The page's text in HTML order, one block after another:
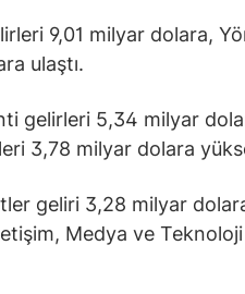
9,01 milyar dolara,
ulaştı.
gelirleri 5,34 milyar
3,78 milyar dolara
geliri 3,28 milyar
Medya ve